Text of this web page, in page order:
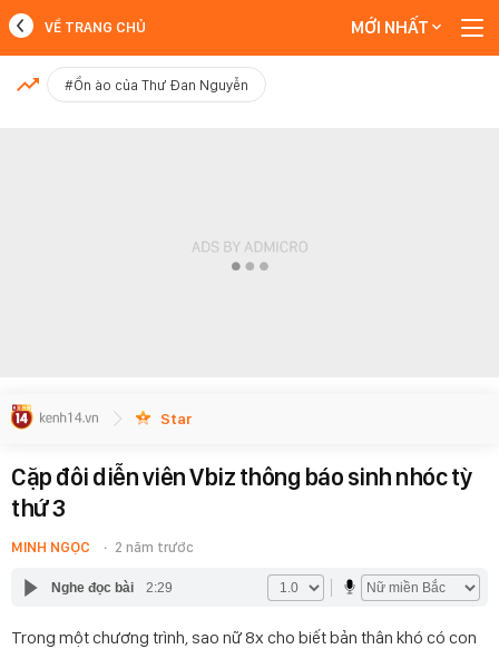
MỚI NHẤT
VỀ TRANG CHỦ MỚI NHẤT
#Ồn ào của Thư Đan Nguyễn
Star
Cặp đôi diễn viên Vbiz thông báo sinh nhóc tỳ
thứ 3
MINH NGỌC 2 năm trước
Nghe đọc bài 2:29
Trong một chương trình, sao nữ 8x cho biết bản thân khó có con